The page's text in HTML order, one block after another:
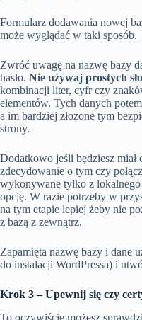
Formularz dodawania nowej
może wyglądać w taki sposób.
Zwróć uwagę na nazwę bazy
hasło. Nie używaj prostych
kombinacji liter, cyfr czy
elementów. Tych danych
a im bardziej złożone tym
strony.
Dodatkowo jeśli będziesz miał
zdecydowanie o tym czy
wykonywane tylko z lokalnego
opcję. W razie potrzeby w
na tym etapie lepiej żeby nie
z bazą z zewnątrz.
Zapamięta nazwę bazy i dane
do instalacji WordPressa) i
Krok 3 – Upewnij się czy